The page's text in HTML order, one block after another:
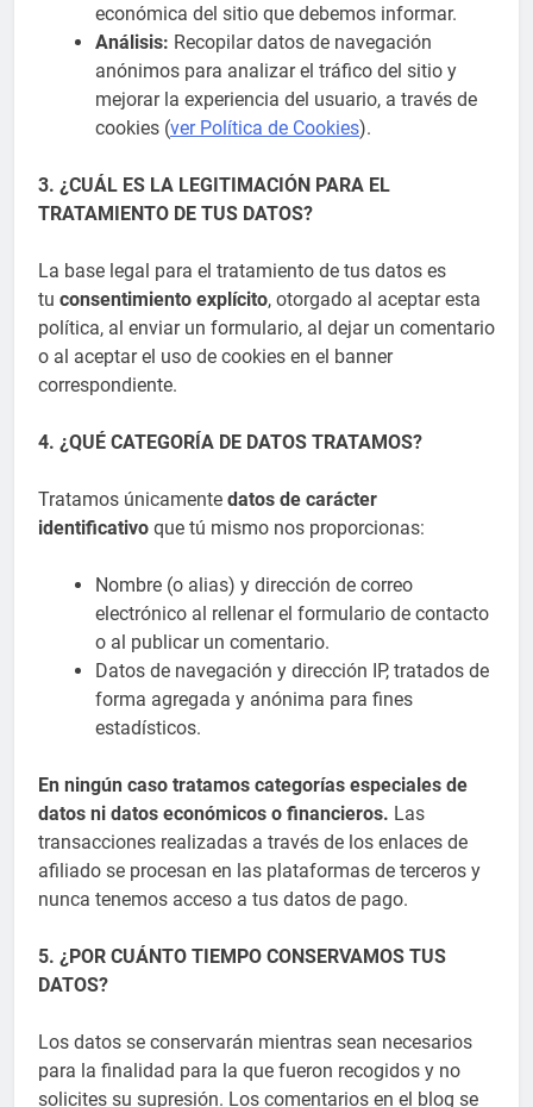
económica del sitio que debemos informar.
Análisis: Recopilar datos de navegación
anónimos para analizar el tráfico del sitio y
mejorar la experiencia del usuario, a través de
cookies (ver Política de Cookies).
3. ¿CUÁL ES LA LEGITIMACIÓN PARA EL
TRATAMIENTO DE TUS DATOS?
La base legal para el tratamiento de tus datos es
tu consentimiento explícito, otorgado al aceptar esta
política, al enviar un formulario, al dejar un comentario
o al aceptar el uso de cookies en el banner
correspondiente.
4. ¿QUÉ CATEGORÍA DE DATOS TRATAMOS?
Tratamos únicamente datos de carácter
identificativo que tú mismo nos proporcionas:
Nombre (o alias) y dirección de correo
electrónico al rellenar el formulario de contacto
o al publicar un comentario.
Datos de navegación y dirección IP, tratados de
forma agregada y anónima para fines
estadísticos.
En ningún caso tratamos categorías especiales de
datos ni datos económicos o financieros. Las
transacciones realizadas a través de los enlaces de
afiliado se procesan en las plataformas de terceros y
nunca tenemos acceso a tus datos de pago.
5. ¿POR CUÁNTO TIEMPO CONSERVAMOS TUS
DATOS?
Los datos se conservarán mientras sean necesarios
para la finalidad para la que fueron recogidos y no
solicites su supresión. Los comentarios en el blog se